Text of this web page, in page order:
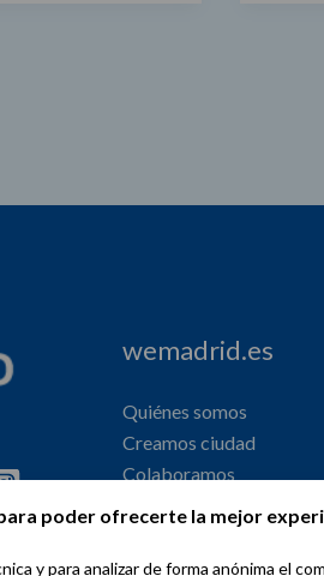
poder ofrecerte la mejor
y para analizar de forma anónima el
wemadrid.es
Quiénes somos
Creamos ciudad
Colaboramos